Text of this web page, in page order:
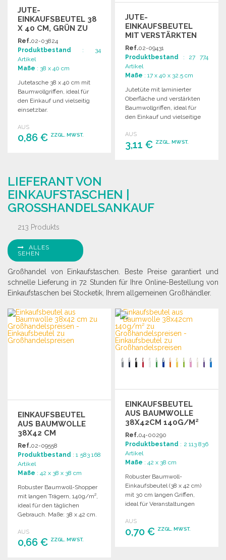
JUTE-
EINKAUFSBEUTEL 38
X 40 CM, GRÜN ZU
GROSSHANDELSPREISEN
Ref.02-03824
Produktbestand : 34
Artikel
Maße : 38 x 40 cm
Jutetasche 38 x 40 cm mit
Baumwollgriffen, ideal für
den Einkauf und vielseitig
einsetzbar.
AUS
0,86 € ZZGL. MWST.
JUTE-
EINKAUFSBEUTEL
MIT VERSTÄRKTEN
BAUMWOLLGRIFFEN
Ref.02-09431
Produktbestand : 27 774
Artikel
Maße : 17 x 40 x 32.5 cm
Jutetüte mit laminierter
Oberfläche und verstärkten
Baumwollgriffen, ideal für
den Einkauf und vielseitige
AUS
3,11 € ZZGL. MWST.
LIEFERANT VON
EINKAUFSTASCHEN |
GROSSHANDELSANKAUF
213 Produkts
ALLES
SEHEN
Großhandel von Einkaufstaschen. Beste Preise garantiert und
schnelle Lieferung in 72 Stunden für Ihre Online-Bestellung von
Einkaufstaschen bei Stocketik, Ihrem allgemeinen Großhändler.
EINKAUFSBEUTEL
AUS BAUMWOLLE
38X42 CM
Ref.02-09558
Produktbestand : 1 583 168
Artikel
Maße : 42 x 38 x 38 cm
Robuster Baumwoll-Shopper
mit langen Trägern, 140g/m²,
ideal für den täglichen
Gebrauch. Maße: 38 x 42 cm.
AUS
0,66 € ZZGL. MWST.
EINKAUFSBEUTEL
AUS BAUMWOLLE
38X42CM 140G/M²
ZU
GROSSHANDELSPREISEN
Ref.04-00290
Produktbestand : 2 113 836
Artikel
Maße : 42 x 38 cm
Robuster Baumwoll-
Einkaufsbeutel (38 x 42 cm)
mit 30 cm langen Griffen,
ideal für Veranstaltungen
Maximale Tragfähigkeit: 5 kg.
AUS
0,70 € ZZGL. MWST.